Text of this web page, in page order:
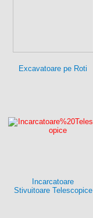
Excavatoare pe Roti
Incarcatoare
Stivuitoare Telescopice